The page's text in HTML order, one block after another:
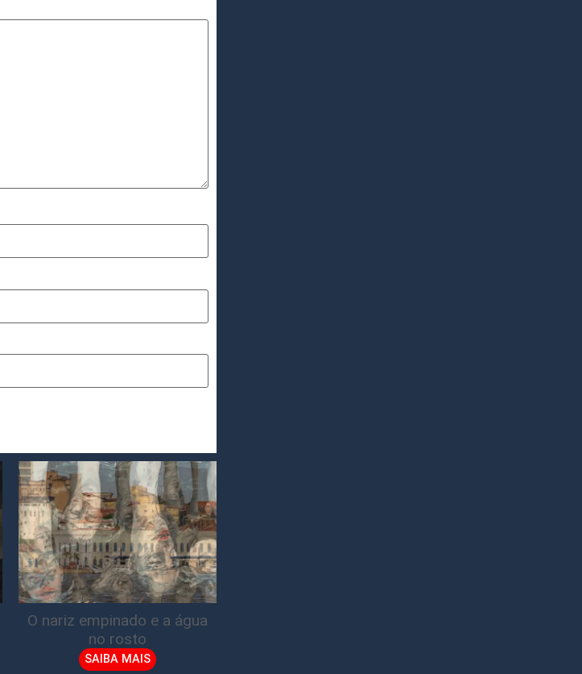
O nariz empinado e a água
no rosto
SAIBA MAIS